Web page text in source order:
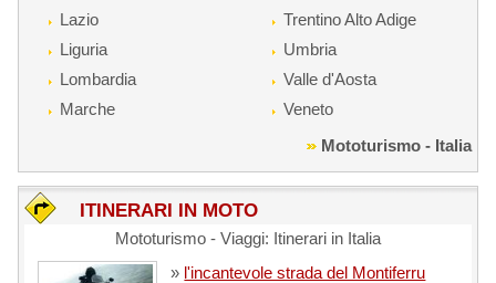
Lazio
Liguria
Lombardia
Marche
Trentino Alto Adige
Umbria
Valle d'Aosta
Veneto
Mototurismo - Italia
ITINERARI IN MOTO
Mototurismo - Viaggi: Itinerari in Italia
» l'incantevole strada del Montiferru